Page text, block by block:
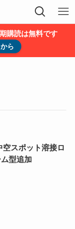
購読は無料です
ら
スポット溶接ロ
型追加